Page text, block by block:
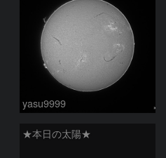
yasu9999
★本日の太陽★